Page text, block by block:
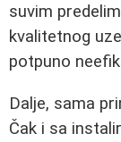
suvim
kvalitetnog
potpuno
Dalje, sama
Čak i sa